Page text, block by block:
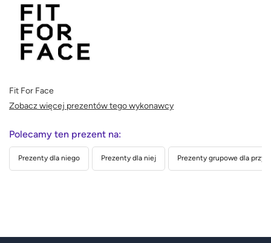
Fit For Face
Zobacz więcej prezentów tego wykonawcy
Polecamy ten prezent na:
Prezenty dla niego Prezenty dla niej Prezenty grupowe dla